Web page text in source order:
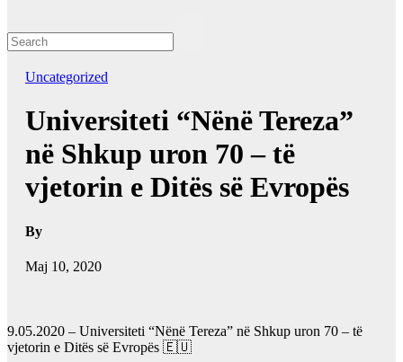
Uncategorized
Universiteti “Nënë Tereza”
në Shkup uron 70 – të
vjetorin e Ditës së Evropës
By
Maj 10, 2020
9.05.2020 – Universiteti “Nënë Tereza” në Shkup uron 70 – të
vjetorin e Ditës së Evropës 🇪🇺